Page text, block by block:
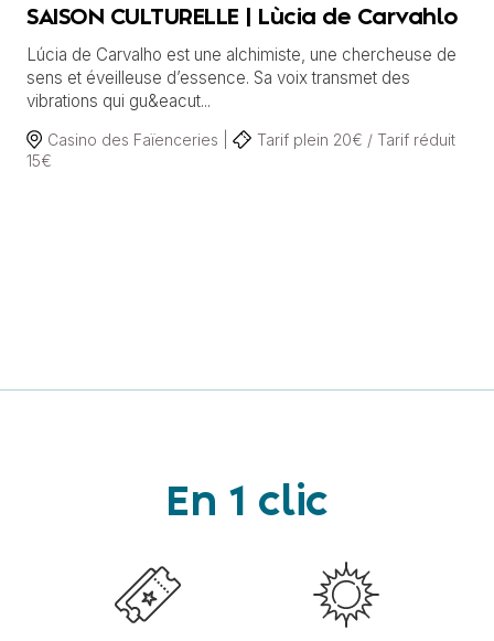
SAISON CULTURELLE | Lùcia de Carvahlo
Lúcia de Carvalho est une alchimiste, une chercheuse de
sens et éveilleuse d’essence. Sa voix transmet des
vibrations qui gu&eacut...
Casino des Faïenceries |
Tarif plein 20€ / Tarif réduit
15€
En 1 clic